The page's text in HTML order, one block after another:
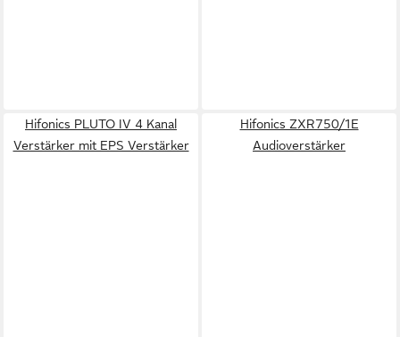
Hifonics PLUTO IV 4 Kanal
Verstärker mit EPS Verstärker
Hifonics ZXR750/1E
Audioverstärker